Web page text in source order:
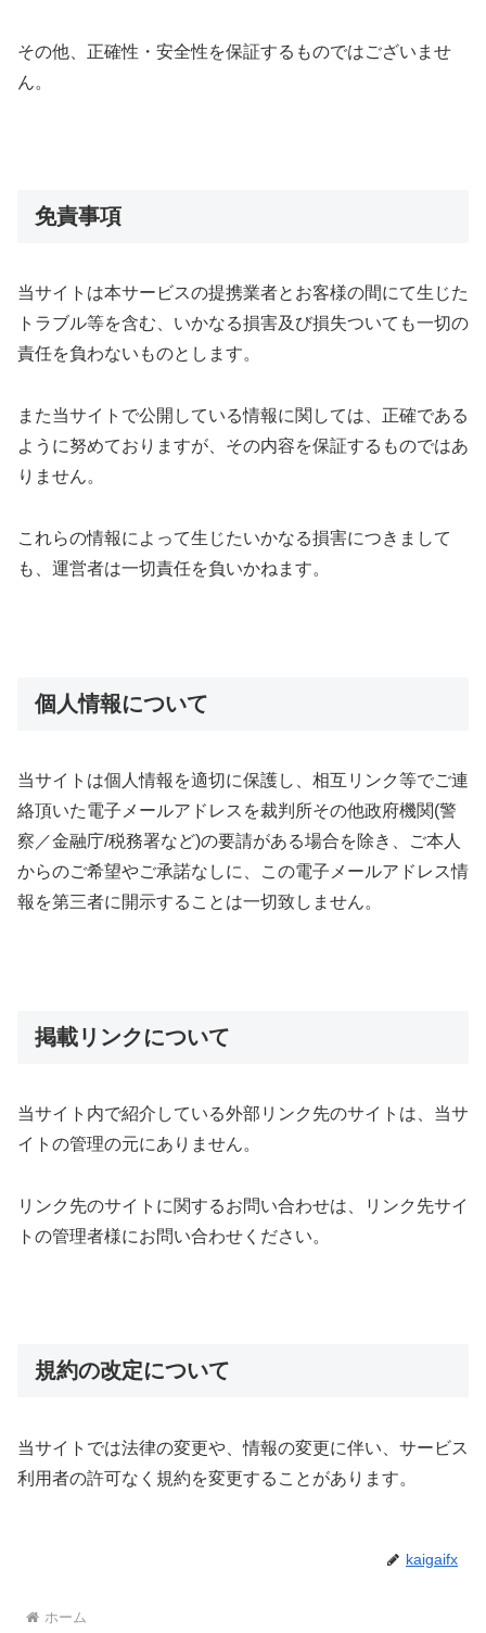
その他、正確性・安全性を保証するものではございませ
ん。
免責事項
当サイトは本サービスの提携業者とお客様の間にて生じた
トラブル等を含む、いかなる損害及び損失ついても一切の
責任を負わないものとします。
また当サイトで公開している情報に関しては、正確である
ように努めておりますが、その内容を保証するものではあ
りません。
これらの情報によって生じたいかなる損害につきまして
も、運営者は一切責任を負いかねます。
個人情報について
当サイトは個人情報を適切に保護し、相互リンク等でご連
絡頂いた電子メールアドレスを裁判所その他政府機関(警
察／金融庁/税務署など)の要請がある場合を除き、ご本人
からのご希望やご承諾なしに、この電子メールアドレス情
報を第三者に開示することは一切致しません。
掲載リンクについて
当サイト内で紹介している外部リンク先のサイトは、当サ
イトの管理の元にありません。
リンク先のサイトに関するお問い合わせは、リンク先サイ
トの管理者様にお問い合わせください。
規約の改定について
当サイトでは法律の変更や、情報の変更に伴い、サービス
利用者の許可なく規約を変更することがあります。
kaigaifx
ホーム